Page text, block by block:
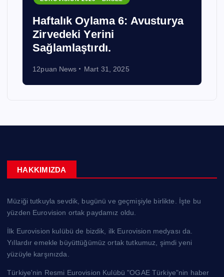
Eurovision 2026: Arnavutluk –
Alis – Nân
12puan News Ocak 4, 2026
HAKKIMIZDA
Müziği tutkuyla sevdik, bugünü ve geçmişiyle birlikte. İşte bu
yüzden Eurovision ortak paydamız oldu.
İlk Eurovision kulübü de bizdik, ilk Eurovision medyası da.
Yıllardır emekle büyüttüğümüz ortak tutkumuz, şimdi yeni
yüzüyle karşınızda.
Türkiye'nin Resmi Eurovision Kulübü "OGAE Türkiye"nin haber